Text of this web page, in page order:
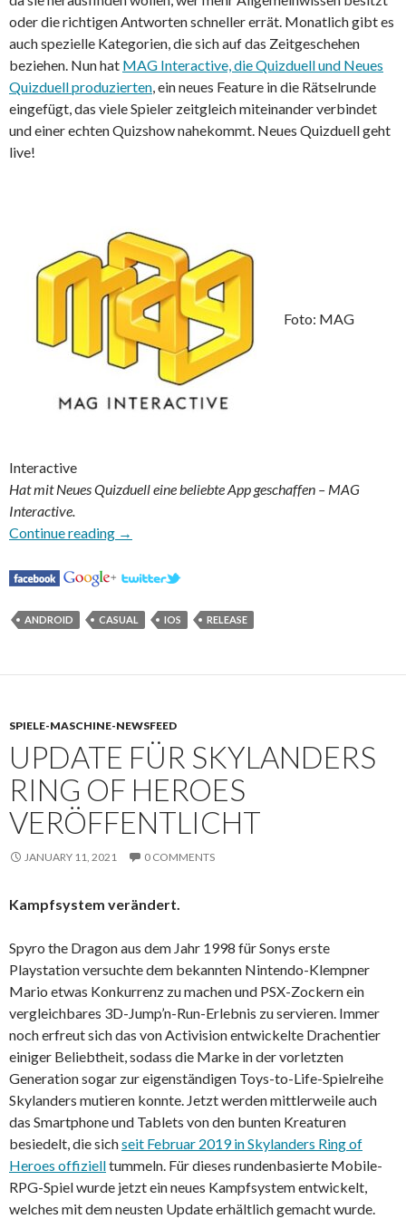
oder die richtigen Antworten schneller errät. Monatlich gibt es
auch spezielle Kategorien, die sich auf das Zeitgeschehen
beziehen. Nun hat MAG Interactive, die Quizduell und Neues
Quizduell produzierten, ein neues Feature in die Rätselrunde
eingefügt, das viele Spieler zeitgleich miteinander verbindet
und einer echten Quizshow nahekommt. Neues Quizduell geht
live!
Foto: MAG
Interactive
Hat mit Neues Quizduell eine beliebte App geschaffen – MAG
Interactive.
Continue reading Neues Quizduell geht live
→
ANDROID CASUAL IOS RELEASE
SPIELE-MASCHINE-NEWSFEED
UPDATE FÜR SKYLANDERS
RING OF HEROES
VERÖFFENTLICHT
JANUARY 11, 2021 0 COMMENTS
Kampfsystem verändert.
Spyro the Dragon aus dem Jahr 1998 für Sonys erste
Playstation versuchte dem bekannten Nintendo-Klempner
Mario etwas Konkurrenz zu machen und PSX-Zockern ein
vergleichbares 3D-Jump’n-Run-Erlebnis zu servieren. Immer
noch erfreut sich das von Activision entwickelte Drachentier
einiger Beliebtheit, sodass die Marke in der vorletzten
Generation sogar zur eigenständigen Toys-to-Life-Spielreihe
Skylanders mutieren konnte. Jetzt werden mittlerweile auch
das Smartphone und Tablets von den bunten Kreaturen
besiedelt, die sichseit Februar 2019 in Skylanders Ring of
Heroes offizielltummeln. Für dieses rundenbasierte Mobile-
RPG-Spiel wurde jetzt ein neues Kampfsystem entwickelt,
welches mit dem neusten Update erhältlich gemacht wurde.